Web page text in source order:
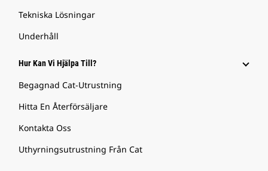
Tekniska Lösningar
Underhåll
Hur Kan Vi Hjälpa Till?
Begagnad Cat-Utrustning
Hitta En Återförsäljare
Kontakta Oss
Uthyrningsutrustning Från Cat